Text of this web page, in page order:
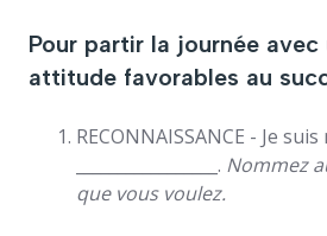
Pour partir la journée
attitude favorables au
RECONNAISSANCE - Je
_________________. Nommez
que vous voulez.